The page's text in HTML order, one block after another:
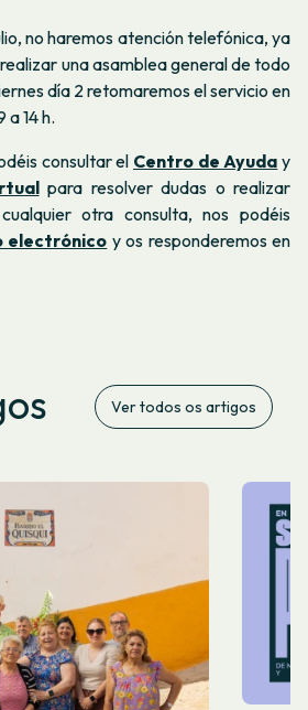
no haremos atención telefónica, ya
una asamblea general de todo
día 2 retomaremos el servicio en
a 14 h.
consultar el Centro de Ayuda y
para resolver dudas o realizar
otra consulta, nos podéis
electrónico y os responderemos en
Ver todos os artigos